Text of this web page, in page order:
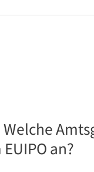
Welche
an?